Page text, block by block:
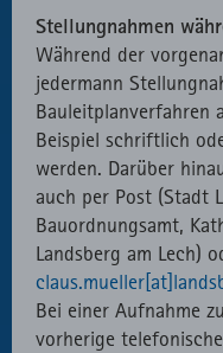
Stellungnahmen
Während der
jedermann
Bauleitplanverfahren
Beispiel schriftlich
werden. Darüber
auch per Post (Stadt
Bauordnungsamt,
Landsberg am Lech)
Bei einer Aufnahme
vorherige